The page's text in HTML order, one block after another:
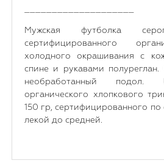
Мужская футболка
сертифицированного
холодного окрашивания с
спине и рукавами
необработанный подол.
органического хлопкового
150 гр, сертифицированного по
лекой до средней.